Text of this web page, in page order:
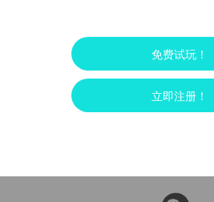
免费试玩！
立即注册！